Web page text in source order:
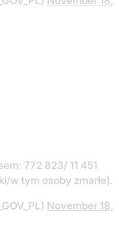
772 823/ 11 451
w tym osoby zmarłe).
November 18,